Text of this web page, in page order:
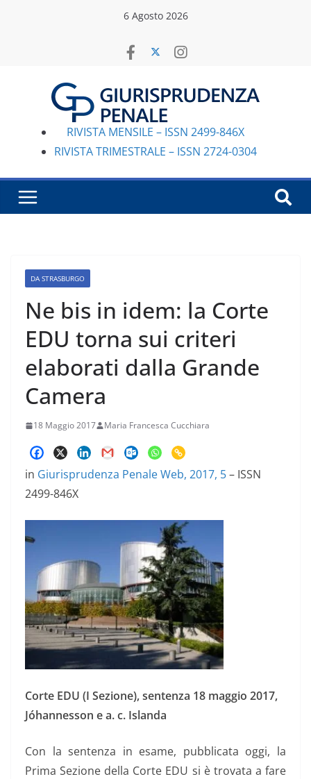
6 Agosto 2026
RIVISTA MENSILE – ISSN 2499-846X
RIVISTA TRIMESTRALE – ISSN 2724-0304
DA STRASBURGO
Ne bis in idem: la Corte
EDU torna sui criteri
elaborati dalla Grande
Camera
18 Maggio 2017 Maria Francesca Cucchiara
in Giurisprudenza Penale Web, 2017, 5– ISSN
2499-846X
Corte EDU (I Sezione), sentenza 18 maggio 2017,
Jóhannesson e a. c. Islanda
Con la sentenza in esame, pubblicata oggi, la
Prima Sezione della Corte EDU si è trovata a fare